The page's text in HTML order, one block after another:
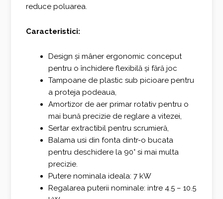
reduce poluarea.
Caracteristici:
Design și mâner ergonomic conceput
pentru o închidere flexibilă și fără joc
Tampoane de plastic sub picioare pentru
a proteja podeaua,
Amortizor de aer primar rotativ pentru o
mai bună precizie de reglare a vitezei,
Sertar extractibil pentru scrumieră,
Balama usi din fonta dintr-o bucata
pentru deschidere la 90° si mai multa
precizie.
Putere nominala ideala: 7 kW
Regalarea puterii nominale: intre 4.5 – 10.5